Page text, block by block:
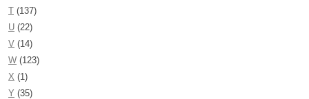
T (137)
U (22)
V (14)
W (123)
X (1)
Y (35)